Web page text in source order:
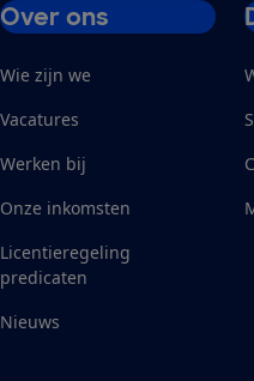
Over ons
Wie zijn we
Vacatures
Werken bij
Onze inkomsten
Licentieregeling
predicaten
Nieuws